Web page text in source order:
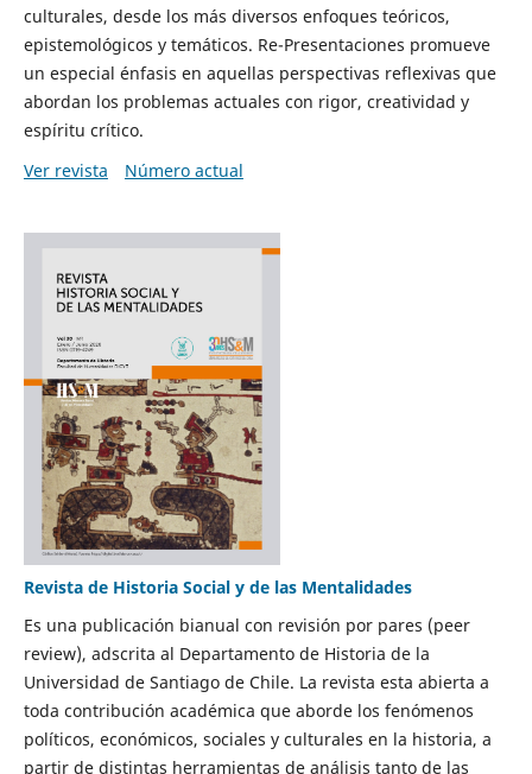
culturales, desde los más diversos enfoques teóricos,
epistemológicos y temáticos. Re-Presentaciones promueve
un especial énfasis en aquellas perspectivas reflexivas que
abordan los problemas actuales con rigor, creatividad y
espíritu crítico.
Ver revista
Número actual
Revista de Historia Social y de las Mentalidades
Es una publicación bianual con revisión por pares (peer
review), adscrita al Departamento de Historia de la
Universidad de Santiago de Chile. La revista esta abierta a
toda contribución académica que aborde los fenómenos
políticos, económicos, sociales y culturales en la historia, a
partir de distintas herramientas de análisis tanto de las